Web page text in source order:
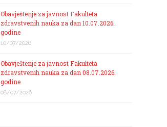
Obavještenje za javnost Fakulteta
zdravstvenih nauka za dan 10.07.2026.
godine
10/07/2026
Obavještenje za javnost Fakulteta
zdravstvenih nauka za dan 08.07.2026.
godine
08/07/2026